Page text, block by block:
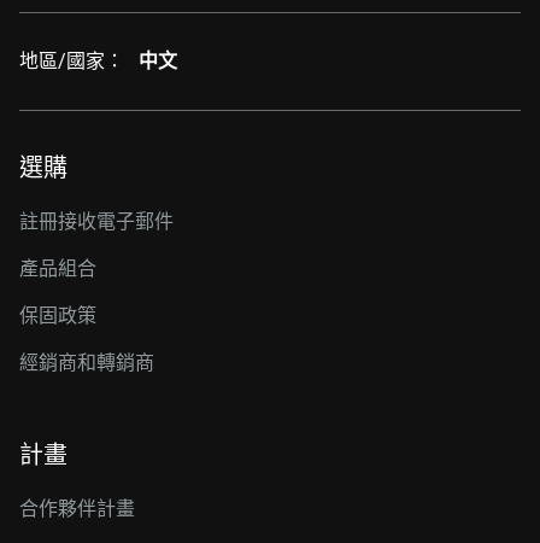
地區/國家： 中文
選購
註冊接收電子郵件
產品組合
保固政策
經銷商和轉銷商
計畫
合作夥伴計畫